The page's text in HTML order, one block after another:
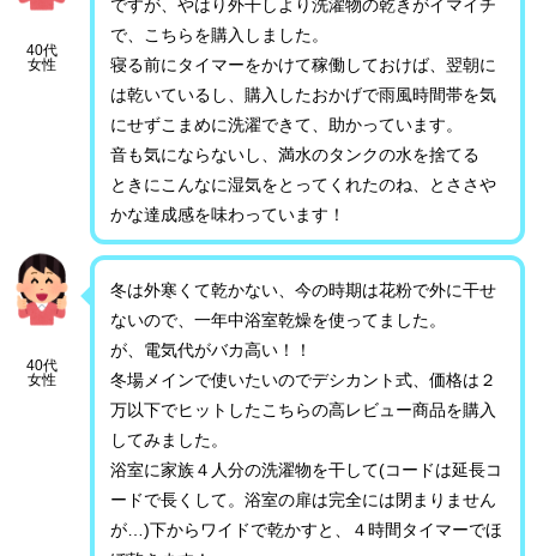
40代
女性
ですが、やはり外干しより洗濯物の乾きがイマイチ
で、こちらを購入しました。
寝る前にタイマーをかけて稼働しておけば、翌朝に
は乾いているし、購入したおかげで雨風時間帯を気
にせずこまめに洗濯できて、助かっています。
音も気にならないし、満水のタンクの水を捨てる
ときにこんなに湿気をとってくれたのね、とささや
かな達成感を味わっています！
40代
女性
冬は外寒くて乾かない、今の時期は花粉で外に干せ
ないので、一年中浴室乾燥を使ってました。
が、電気代がバカ高い！！
冬場メインで使いたいのでデシカント式、価格は２
万以下でヒットしたこちらの高レビュー商品を購入
してみました。
浴室に家族４人分の洗濯物を干して(コードは延長コ
ードで長くして。浴室の扉は完全には閉まりません
が…)下からワイドで乾かすと、４時間タイマーでほ